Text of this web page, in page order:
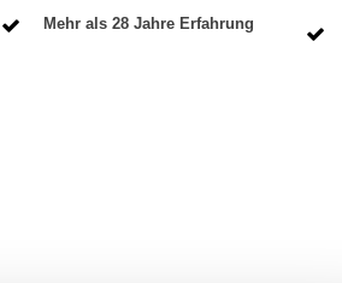
Mehr als 28 Jahre Erfahrung